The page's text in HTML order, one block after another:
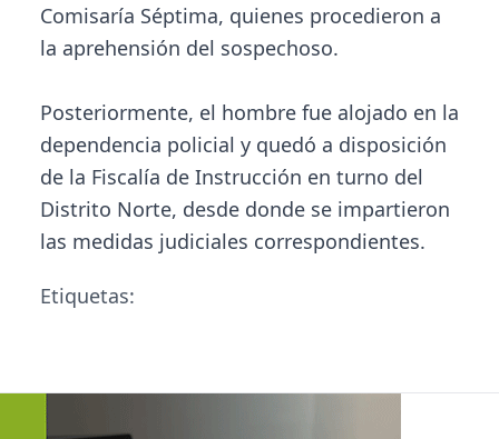
Comisaría Séptima, quienes procedieron a
la aprehensión del sospechoso.
Posteriormente, el hombre fue alojado en la
dependencia policial y quedó a disposición
de la Fiscalía de Instrucción en turno del
Distrito Norte, desde donde se impartieron
las medidas judiciales correspondientes.
Etiquetas: